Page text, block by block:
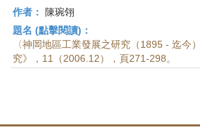
作者：
陳琬翎
題名 (點擊閱讀)：
〈神岡地區工業發展之研究（1895 - 迄今
究》，11（2006.12），頁271-298。